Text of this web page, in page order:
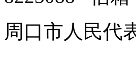
周口市人民代